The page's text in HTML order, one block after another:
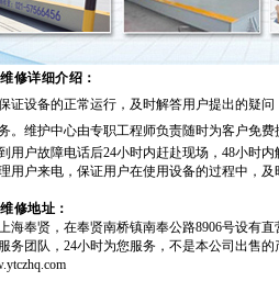
修详细介绍 ：
证设备的正常运行，及时解答用户提出的疑
。维护中心由专职工程师负责随时为客户免费
用户故障电话后24小时内赶赴现场， 48小时内
用户来电，保证用户在使用设备的过程中，及
修地址：
海奉贤，在奉贤南桥镇南奉公路8906号设有直
务团队， 24小时为您服务，不是本公司出售